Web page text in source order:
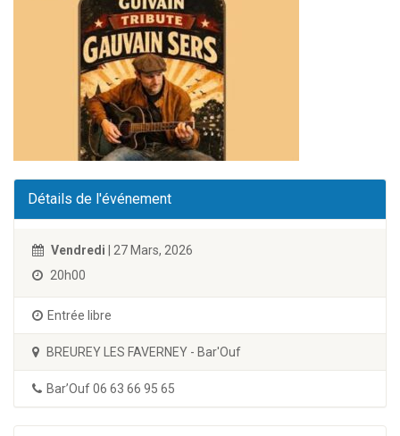
Détails de l'événement
Vendredi | 27 Mars, 2026
20h00
Entrée libre
BREUREY LES FAVERNEY - Bar'Ouf
Bar’Ouf 06 63 66 95 65